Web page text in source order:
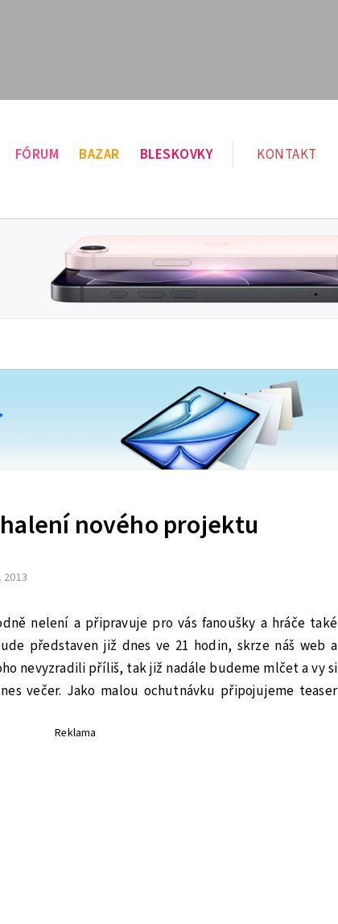
FÓRUM BAZAR BLESKOVKY KONTAKT
nového projektu
2013
nelení a připravuje pro vás fanoušky a hráče také
představen již dnes ve 21 hodin, skrze náš web a
nevyzradili příliš, tak již nadále budeme mlčet a vy si
večer. Jako malou ochutnávku připojujeme teaser
Reklama